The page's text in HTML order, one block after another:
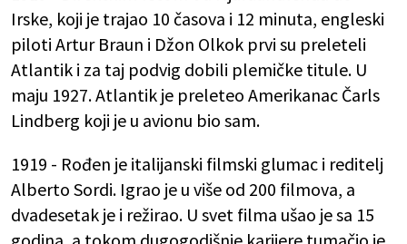
Irske, koji je trajao 10 časova i 12 minuta, engleski
piloti Artur Braun i Džon Olkok prvi su preleteli
Atlantik i za taj podvig dobili plemičke titule. U
maju 1927. Atlantik je preleteo Amerikanac Čarls
Lindberg koji je u avionu bio sam.
1919 - Rođen je italijanski filmski glumac i reditelj
Alberto Sordi. Igrao je u više od 200 filmova, a
dvadesetak je i režirao. U svet filma ušao je sa 15